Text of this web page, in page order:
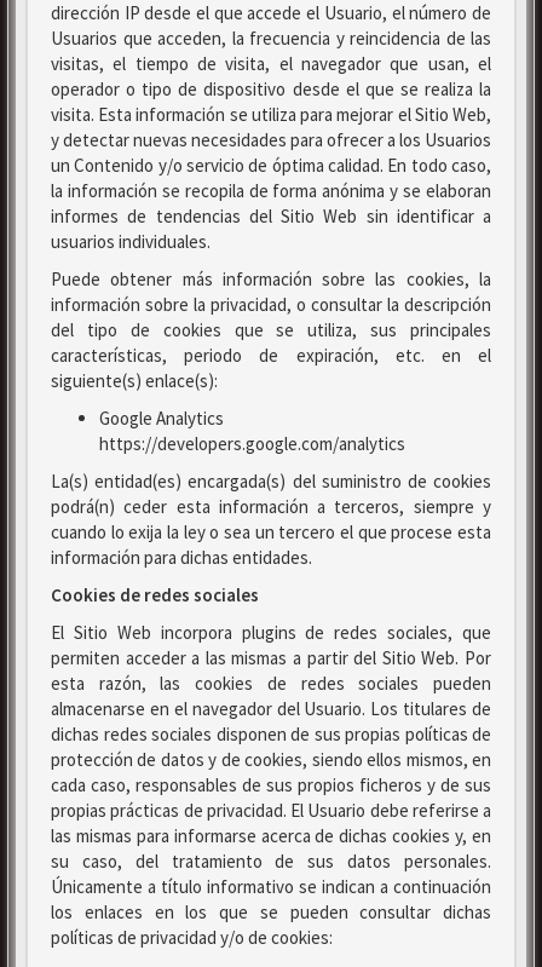
dirección IP desde el que accede el Usuario, el número de
Usuarios que acceden, la frecuencia y reincidencia de las
visitas, el tiempo de visita, el navegador que usan, el
operador o tipo de dispositivo desde el que se realiza la
visita. Esta información se utiliza para mejorar el Sitio Web,
y detectar nuevas necesidades para ofrecer a los Usuarios
un Contenido y/o servicio de óptima calidad. En todo caso,
la información se recopila de forma anónima y se elaboran
informes de tendencias del Sitio Web sin identificar a
usuarios individuales.
Puede obtener más información sobre las cookies, la
información sobre la privacidad, o consultar la descripción
del tipo de cookies que se utiliza, sus principales
características, periodo de expiración, etc. en el
siguiente(s) enlace(s):
Google Analytics
https://developers.google.com/analytics
La(s) entidad(es) encargada(s) del suministro de cookies
podrá(n) ceder esta información a terceros, siempre y
cuando lo exija la ley o sea un tercero el que procese esta
información para dichas entidades.
Cookies de redes sociales
El Sitio Web incorpora plugins de redes sociales, que
permiten acceder a las mismas a partir del Sitio Web. Por
esta razón, las cookies de redes sociales pueden
almacenarse en el navegador del Usuario. Los titulares de
dichas redes sociales disponen de sus propias políticas de
protección de datos y de cookies, siendo ellos mismos, en
cada caso, responsables de sus propios ficheros y de sus
propias prácticas de privacidad. El Usuario debe referirse a
las mismas para informarse acerca de dichas cookies y, en
su caso, del tratamiento de sus datos personales.
Únicamente a título informativo se indican a continuación
los enlaces en los que se pueden consultar dichas
políticas de privacidad y/o de cookies: